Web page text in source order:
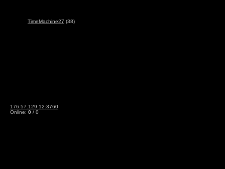
TimeMachine27 (38)
176.57.129.12:3760
Online: 0 / 0